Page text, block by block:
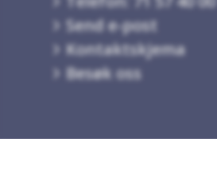
Send e-post
Kontaktskjema
Besøk oss